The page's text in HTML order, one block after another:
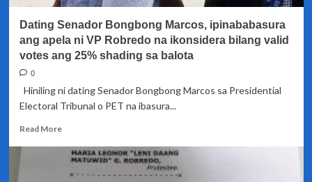
Dating Senador Bongbong Marcos, ipinababasura
ang apela ni VP Robredo na ikonsidera bilang valid
votes ang 25% shading sa balota
0
Hiniling ni dating Senador Bongbong Marcos sa Presidential
Electoral Tribunal o PET na ibasura...
Read MoreRead
about
Senador